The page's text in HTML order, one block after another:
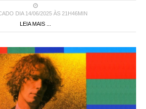
DIA 14/06/2025 ÀS 21H46MIN
LEIA MAIS ...